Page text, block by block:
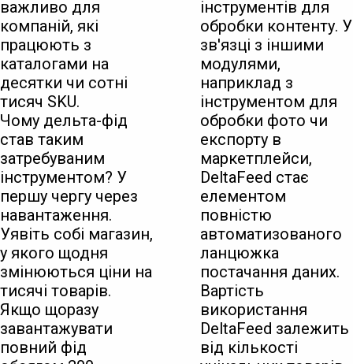
важливо для
компаній, які
працюють з
каталогами на
десятки чи сотні
тисяч SKU.
Чому дельта-фід
став таким
затребуваним
інструментом? У
першу чергу через
навантаження.
Уявіть собі магазин,
у якого щодня
змінюються ціни на
тисячі товарів.
Якщо щоразу
завантажувати
повний фід
інструментів для
обробки контенту. У
зв'язці з іншими
модулями,
наприклад з
інструментом для
обробки фото чи
експорту в
маркетплейси,
DeltaFeed стає
елементом
повністю
автоматизованого
ланцюжка
постачання даних.
Вартість
використання
DeltaFeed залежить
від кількості